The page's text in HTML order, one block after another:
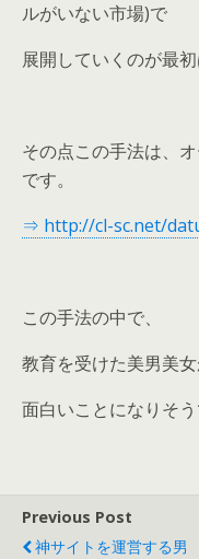
ルがいない市場)で
展開していくのが最初
その点この手法は、
です。
⇒ http://cl-sc.net/
この手法の中で、
教育を受けた美男美
面白いことになりそう
Previous Post
神サイトを運営する男